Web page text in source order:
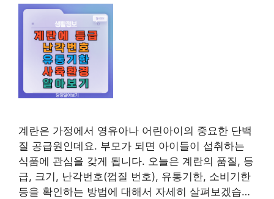
계란은 가정에서 영유아나 어린아이의 중요한 단백
질 공급원인데요. 부모가 되면 아이들이 섭취하는
식품에 관심을 갖게 됩니다. 오늘은 계란의 품질, 등
급, 크기, 난각번호(껍질 번호), 유통기한, 소비기한
등을 확인하는 방법에 대해서 자세히 살펴보겠습니